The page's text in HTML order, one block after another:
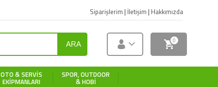
Siparişlerim | İletişim | Hakkımızda
ARA 0
OTO & SERVIS
EKIPMANLARI
SPOR, OUTDOOR
& HOBI